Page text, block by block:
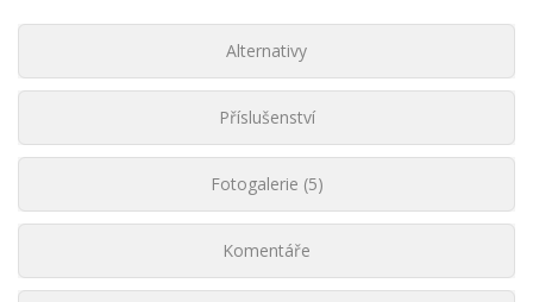
Alternativy
Příslušenství
Fotogalerie (5)
Komentáře